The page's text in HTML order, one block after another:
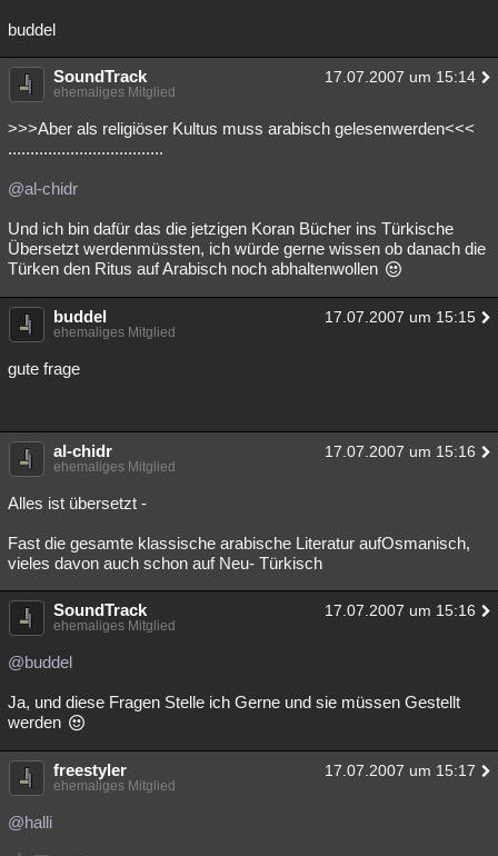
buddel
SoundTrack 17.07.2007 um 15:14
ehemaliges Mitglied
>>>Aber als religiöser Kultus muss arabisch gelesenwerden<<<
...................................
@al-chidr
Und ich bin dafür das die jetzigen Koran Bücher ins Türkische
Übersetzt werdenmüssten, ich würde gerne wissen ob danach die
Türken den Ritus auf Arabisch noch abhaltenwollen
buddel 17.07.2007 um 15:15
ehemaliges Mitglied
gute frage
al-chidr 17.07.2007 um 15:16
ehemaliges Mitglied
Alles ist übersetzt -
Fast die gesamte klassische arabische Literatur aufOsmanisch,
vieles davon auch schon auf Neu- Türkisch
SoundTrack 17.07.2007 um 15:16
ehemaliges Mitglied
@buddel
Ja, und diese Fragen Stelle ich Gerne und sie müssen Gestellt
werden
freestyler 17.07.2007 um 15:17
ehemaliges Mitglied
@halli